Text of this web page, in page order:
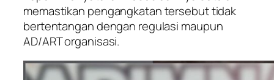
memastikan pengangkatan tersebut tidak
bertentangan dengan regulasi maupun
AD/ART organisasi.